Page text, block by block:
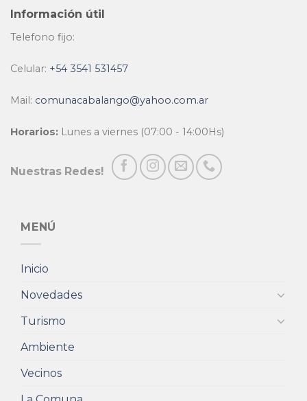
Información útil
Telefono fijo:
Celular: +54 3541 531457
Mail: comunacabalango@yahoo.com.ar
Horarios: Lunes a viernes (07:00 - 14:00Hs)
Nuestras Redes!
MENÚ
Inicio
Novedades
Turismo
Ambiente
Vecinos